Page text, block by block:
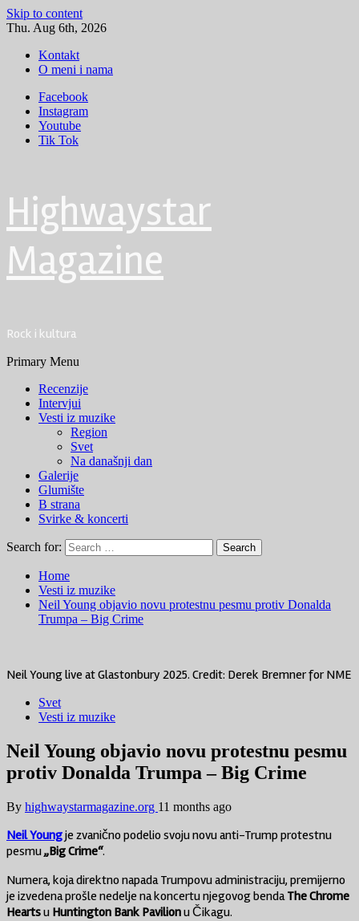
Skip to content
Thu. Aug 6th, 2026
Kontakt
O meni i nama
Facebook
Instagram
Youtube
Tik Tok
Highwaystar
Magazine
Rock i kultura
Primary Menu
Recenzije
Intervjui
Vesti iz muzike
Region
Svet
Na današnji dan
Galerije
Glumište
B strana
Svirke & koncerti
Search for:
Home
Vesti iz muzike
Neil Young objavio novu protestnu pesmu protiv Donalda
Trumpa – Big Crime
Neil Young live at Glastonbury 2025. Credit: Derek Bremner for NME
Svet
Vesti iz muzike
Neil Young objavio novu protestnu pesmu
protiv Donalda Trumpa – Big Crime
By highwaystarmagazine.org 11 months ago
Neil Youngje zvanično podelio svoju novu anti-Trump protestnu
pesmu„Big Crime“.
Numera, koja direktno napada Trumpovu administraciju, premijerno
je izvedena prošle nedelje na koncertu njegovog bendaThe Chrome
Heartsu Huntington Bank Pavilionu Čikagu.